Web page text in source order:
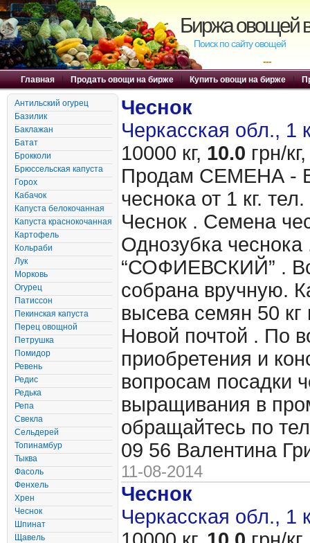
Биржа овощей
Поиск по сайту овощей
---
Главная | Продать овощи на бирже | Купить овощи на бирже |
Антильский огурец
Базилик
Баклажан
Батат
Брокколи
Брюссельская капуста
Горох
Кабачок
Капуста белокочанная
Капуста краснокочанная
Картофель
Кольраби
Лук
Морковь
Огурец
Патиссон
Пекинская капуста
Перец овощной
Петрушка
Помидор
Ревень
Редис
Редька
Репа
Свекла
Сельдерей
Топинамбур
Тыква
Фасоль
Фенхель
Хрен
Чеснок
Шпинат
Щавель
Чеснок
Черкасская обл., 1
10000 кг, 10.0 грн/кг,
Продам CЕМЕНА -
чеснока от 1 кг.
Чеснок . Семена
Однозубка чеснока
“СОФИЕВСКИЙ” .
собрана вручную.
высева семян 50 кг
Новой почтой . По
приобретения и
вопросам посадки
выращивания в
обращайтесь по
09 56 Валентина
11-08-2014
Чеснок
Черкасская обл., 1